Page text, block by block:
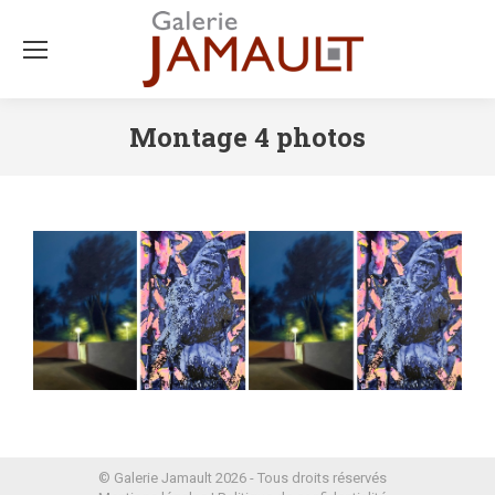
Montage 4 photos
© Galerie Jamault 2026 - Tous droits réservés